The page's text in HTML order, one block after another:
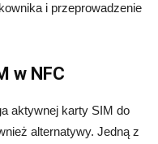
i przeprowadzenie
w NFC
aktywnej karty SIM do
alternatywy. Jedną z